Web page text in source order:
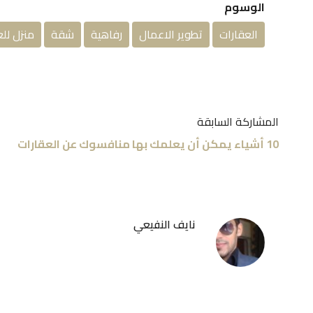
الوسوم
العقارات
تطوير الاعمال رفاهية شقة منزل
المشاركة السابقة
10 أشياء يمكن أن يعلمك بها منافسوك عن العقارات
نايف النفيعي